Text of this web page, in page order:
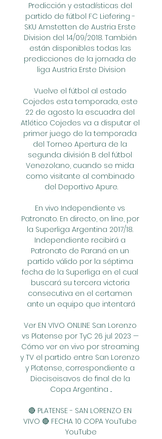
Predicción y estadísticas del
partido de fútbol FC Liefering -
SKU Amstetten de Austria Erste
Division del 14/09/2018. También
están disponibles todas las
predicciones de la jornada de
liga Austria Erste Division
Vuelve el fútbol al estado
Cojedes esta temporada, este
22 de agosto la escuadra del
Atlético Cojedes va a disputar el
primer juego de la temporada
del Torneo Apertura de la
segunda división B del fútbol
Venezolano, cuando se mida
como visitante al combinado
del Deportivo Apure.
En vivo Independiente vs
Patronato. En directo, on line, por
la Superliga Argentina 2017/18.
Independiente recibirá a
Patronato de Paraná en un
partido válido por la séptima
fecha de la Superliga en el cual
buscará su tercera victoria
consecutiva en el certamen
ante un equipo que intentará
Ver EN VIVO ONLINE San Lorenzo
vs Platense por TyC 26 jul 2023 —
Cómo ver en vivo por streaming
y TV el partido entre San Lorenzo
y Platense, correspondiente a
Dieciseisavos de final de la
Copa Argentina ...
🔴 PLATENSE - SAN LORENZO EN
VIVO 🔴 FECHA 10 COPA YouTube
YouTube